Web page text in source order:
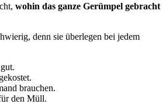
wohin das ganze Gerümpel gebracht
denn sie überlegen bei jedem
brauchen.
den Müll.